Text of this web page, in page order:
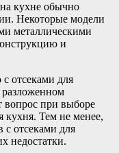
кухне обычно
Некоторые модели
металлическими
и
отсеками для
разложенном
вопрос при выборе
кухня. Тем не менее,
с отсеками для
недостатки.